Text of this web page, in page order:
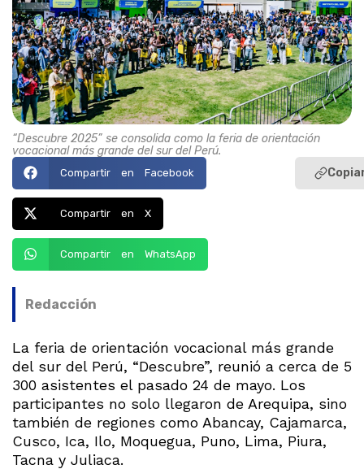
“Descubre 2025” se consolida como la feria de orientación
vocacional más grande del sur del Perú.
Compartir en Facebook
Compartir en X
Compartir en WhatsApp
Redacción
La feria de orientación vocacional más grande
del sur del Perú, “Descubre”, reunió a cerca de 5
300 asistentes el pasado 24 de mayo. Los
participantes no solo llegaron de Arequipa, sino
también de regiones como Abancay, Cajamarca,
Cusco, Ica, Ilo, Moquegua, Puno, Lima, Piura,
Tacna y Juliaca.